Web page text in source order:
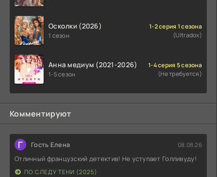
Осколки (2026)
1 сезон
1-2 серия 1 сезона
(Ultradox)
Анна медиум (2021-2026)
1-5 сезон
1-4 серия 5 сезона
(Не требуется)
Комментируют
Г Гость Елена 08.08.26
Отличный французский детектив! Не уступает Голливуду!
ПО СЛЕДУ ТЕНИ (2025)